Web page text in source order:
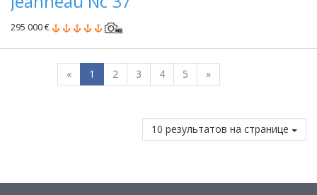
295 000 €
« 1 2 3 4 5 »
10 результатов на странице